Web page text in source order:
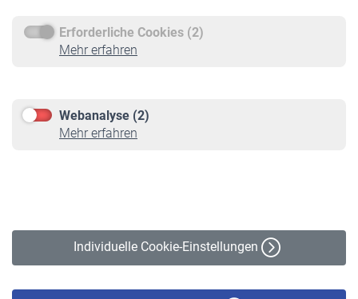
Erforderliche Cookies (2)
Mehr erfahren
Webanalyse (2)
Mehr erfahren
Individuelle Cookie-Einstellungen
Service
Informationen
Online-Rechner
VBLnewsletter
Erklärung zur Barrierefreiheit